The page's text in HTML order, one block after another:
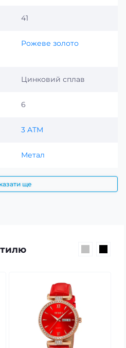
41
Рожеве золото
Цинковий сплав
6
3 ATM
Метал
ще